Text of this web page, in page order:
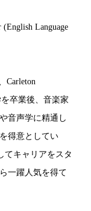
Language
Carleton
卒業後、音楽家
音声学に精通し
得意としてい
てキャリアをスタ
一躍人気を得て